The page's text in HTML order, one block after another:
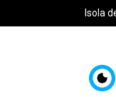
Skip to mainIsola